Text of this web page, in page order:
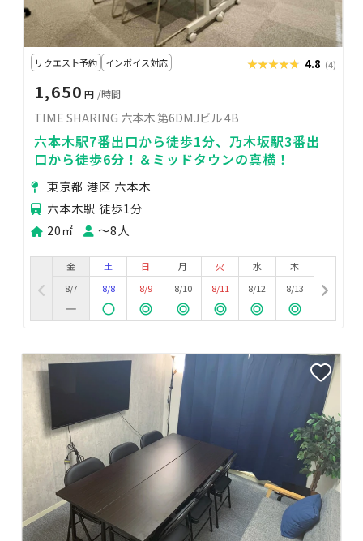
リクエスト予約 インボイス対応 ★★★★★
★★★★★ 4.8 (4)
1,650 円 /時間
TIME SHARING 六本木 第6DMJビル 4B
六本木駅7番出口から徒歩1分、乃木坂駅3番出
口から徒歩6分！＆ミッドタウンの真横！
東京都 港区 六本木
六本木駅 徒歩1分
20㎡
〜8人
金
8/7
土
8/8
日
8/9
月
8/10
火
8/11
水
8/12
木
8/13